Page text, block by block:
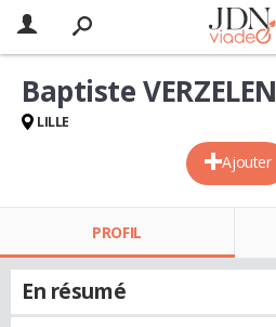
Ajouter
Baptiste VERZELEN
LILLE
PROFIL
En résumé